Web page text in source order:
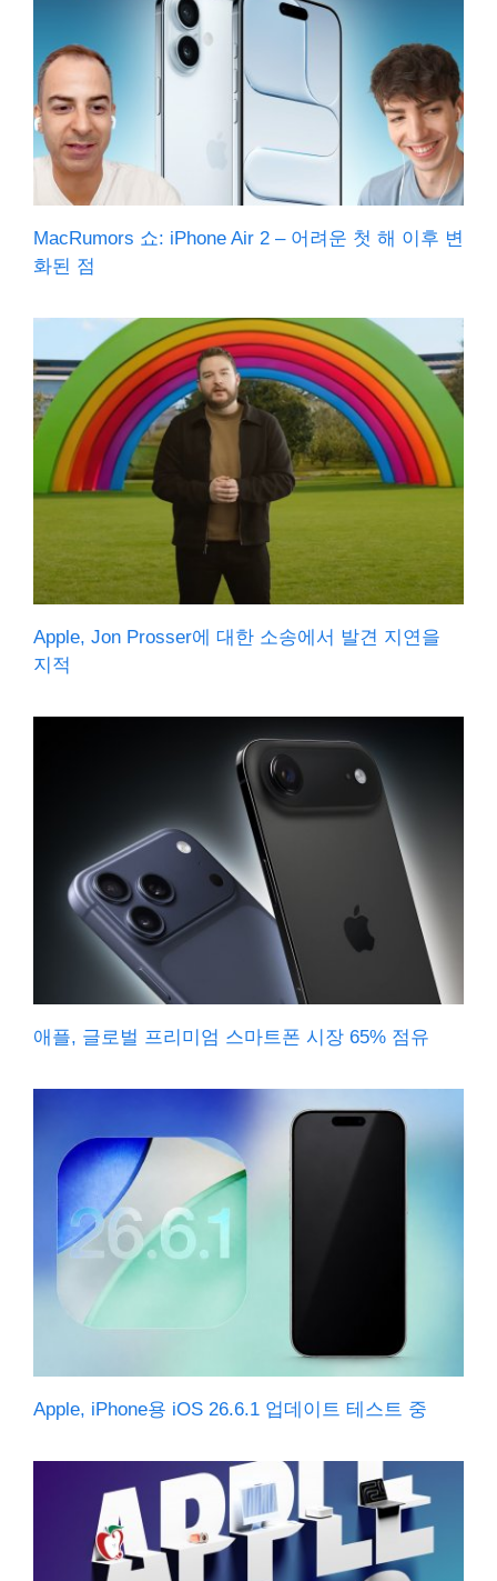
MacRumors 쇼: iPhone Air 2 – 어려운 첫 해 이후 변
화된 점
Apple, Jon Prosser에 대한 소송에서 발견 지연을
지적
애플, 글로벌 프리미엄 스마트폰 시장 65% 점유
Apple, iPhone용 iOS 26.6.1 업데이트 테스트 중